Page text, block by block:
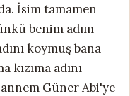
İsim tamamen
benim adım
koymuş bana
kızıma adını
Güner Abi'ye